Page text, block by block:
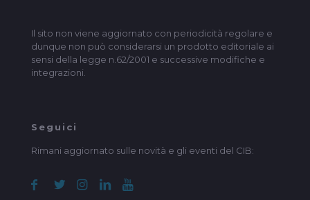
Il sito non viene aggiornato con periodicità regolare e
dunque non può considerarsi un prodotto editoriale ai
sensi della legge n.62/2001 e successive modifiche e
integrazioni.
Seguici
Rimani aggiornato sulle novità e gli eventi del CIB: